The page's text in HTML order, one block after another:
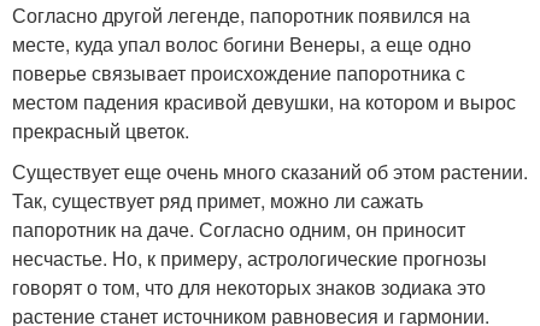
Согласно другой легенде, папоротник появился на
месте, куда упал волос богини Венеры, а еще одно
поверье связывает происхождение папоротника с
местом падения красивой девушки, на котором и вырос
прекрасный цветок.
Существует еще очень много сказаний об этом растении.
Так, существует ряд примет, можно ли сажать
папоротник на даче. Согласно одним, он приносит
несчастье. Но, к примеру, астрологические прогнозы
говорят о том, что для некоторых знаков зодиака это
растение станет источником равновесия и гармонии.